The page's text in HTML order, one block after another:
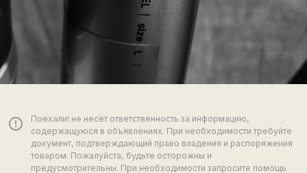
error_outline
Поехали! не несёт ответственность за информацию,
содержащуюся в объявлениях. При необходимости требуйте
документ, подтверждающий право владения и распоряжения
товаром. Пожалуйста, будьте осторожны и
предусмотрительны. При необходимости запросите помощь